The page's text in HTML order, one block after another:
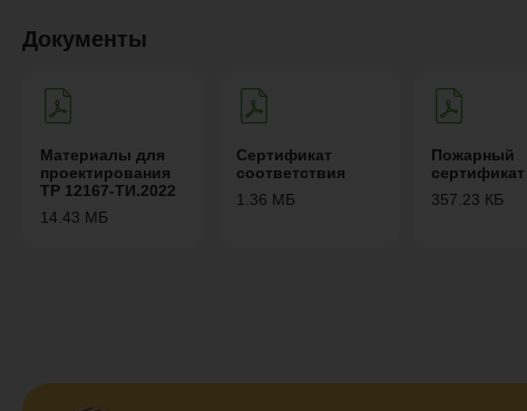
Документы
Материалы для
проектирования
ТР 12167-ТИ.2022
14.43 МБ
Сертификат
соответствия
1.36 МБ
Пожарный
сертификат
357.23 КБ